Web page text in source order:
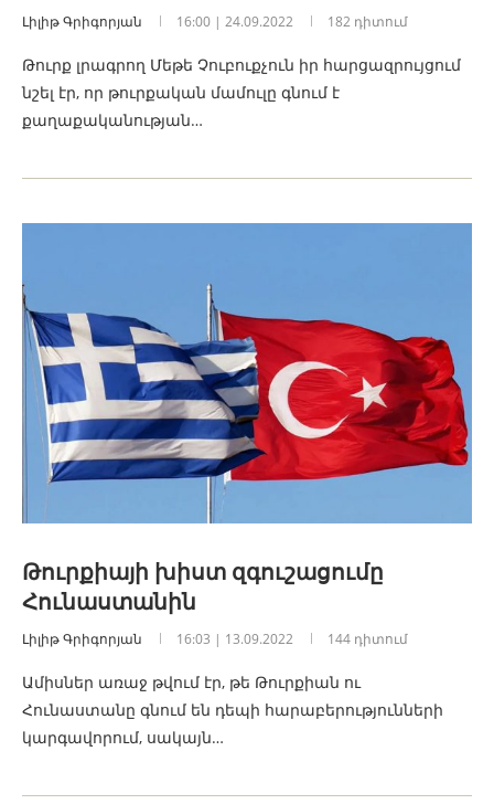
Լիլիթ Գրիգորյան 16:00 | 24.09.2022 182 դիտում
Թուրք լրագրող Մեթե Չուբուքչուն իր հարցազրույցում
նշել էր, որ թուրքական մամուլը գնում է
քաղաքականության…
Թուրքիայի խիստ զգուշացումը
Հունաստանին
Լիլիթ Գրիգորյան 16:03 | 13.09.2022 144 դիտում
Ամիսներ առաջ թվում էր, թե Թուրքիան ու
Հունաստանը գնում են դեպի հարաբերությունների
կարգավորում, սակայն…